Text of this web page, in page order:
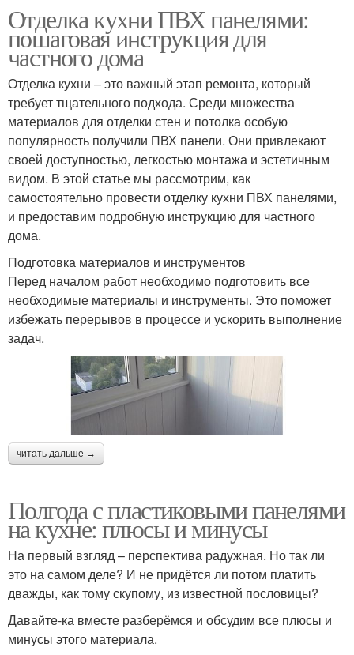
Отделка кухни ПВХ панелями:
пошаговая инструкция для
частного дома
Отделка кухни – это важный этап ремонта, который
требует тщательного подхода. Среди множества
материалов для отделки стен и потолка особую
популярность получили ПВХ панели. Они привлекают
своей доступностью, легкостью монтажа и эстетичным
видом. В этой статье мы рассмотрим, как
самостоятельно провести отделку кухни ПВХ панелями,
и предоставим подробную инструкцию для частного
дома.
Подготовка материалов и инструментов
Перед началом работ необходимо подготовить все
необходимые материалы и инструменты. Это поможет
избежать перерывов в процессе и ускорить выполнение
задач.
читать дальше →
Полгода с пластиковыми панелями
на кухне: плюсы и минусы
На первый взгляд – перспектива радужная. Но так ли
это на самом деле? И не придётся ли потом платить
дважды, как тому скупому, из известной пословицы?
Давайте-ка вместе разберёмся и обсудим все плюсы и
минусы этого материала.